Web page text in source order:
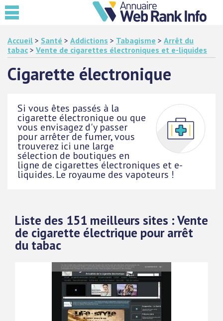
Accueil > Santé > Addictions > Tabagisme > Arrêt du
tabac > Vente de cigarettes électroniques et e-liquides
Cigarette électronique
Si vous êtes passés à la
cigarette électronique ou que
vous envisagez d'y passer
pour arrêter de fumer, vous
trouverez ici une large
sélection de boutiques en
ligne de cigarettes électroniques et e-
liquides. Le royaume des vapoteurs !
Liste des 151 meilleurs sites : Vente
de cigarette électrique pour arrêt
du tabac